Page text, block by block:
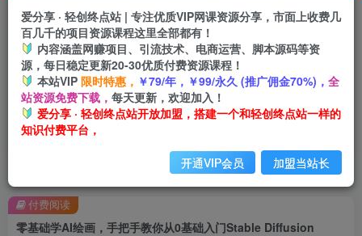
加入会员享受权益福利
零基础学AI绘画，手把手教你从0基础入门Stable Diffusion
付费阅读
爱分享 · 轻创终点站 | 专注优质VIP网课资源分享，市面上收费几
百几千的项目资源课程这里全部都有！
内容涵盖网赚项目、引流技术、电商运营、脚本源码等资
源，每日稳定更新20-30优质付费资源课程！
本站VIP 限时特惠， ￥79/年，￥99/永久 (推广佣金70%)， 全
站资源免费下载， 每天更新，欢迎加入！
爱分享 · 轻创终点站开放加盟，搭建一个和轻创终点站一样的
知识付费平台，
开通VIP会员 加盟当站长